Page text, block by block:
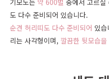
기모노는 약 600벌 중에서 고르실
도 다수 준비되어 있습니다.
순견 허리띠도 다수 준비되어 있
리는 사각형이며, 깔끔한 뒷모습